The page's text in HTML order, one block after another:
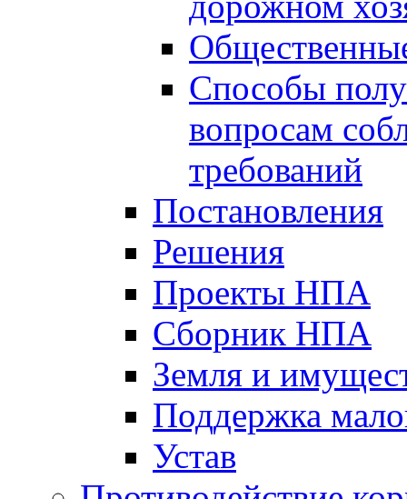
Способы
вопросам
требований
Постановления
Решения
Проекты НПА
Сборник НПА
Земля и
Поддержка
Устав